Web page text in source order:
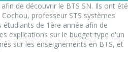
de découvrir le BTS SN. Ils ont été
professeur STS systèmes
de 1ère année afin de
explications sur le budget type d'un
sur les enseignements en BTS, et